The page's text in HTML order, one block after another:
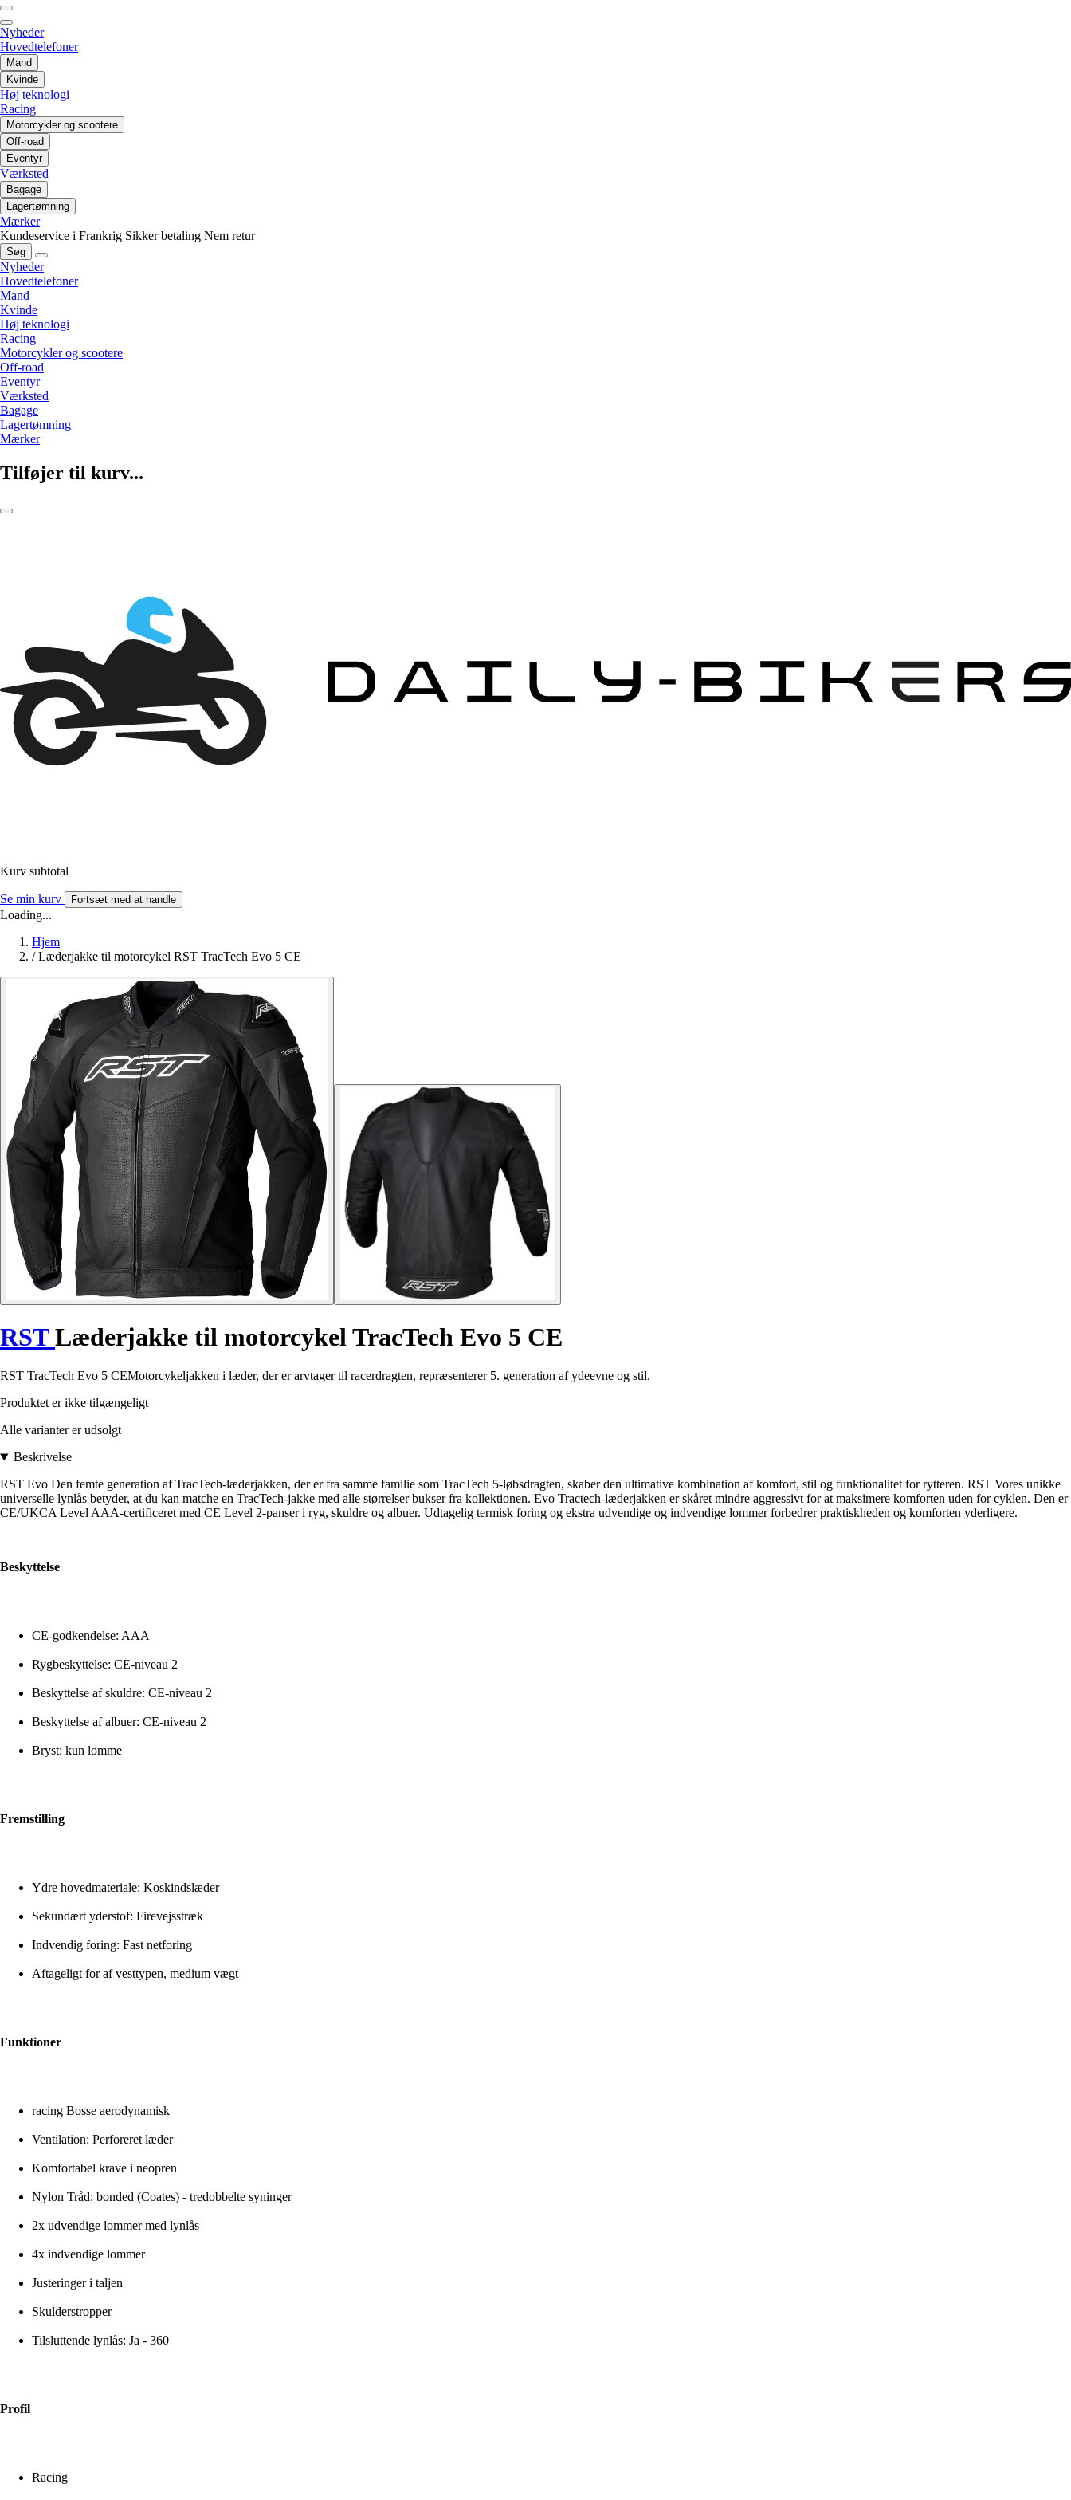
Nyheder
Hovedtelefoner
Mand
Kvinde
Høj teknologi
Racing
Motorcykler og scootere
Off-road
Eventyr
Værksted
Bagage
Lagertømning
Mærker
Kundeservice i Frankrig Sikker betaling Nem retur
Søg
Nyheder
Hovedtelefoner
Mand
Kvinde
Høj teknologi
Racing
Motorcykler og scootere
Off-road
Eventyr
Værksted
Bagage
Lagertømning
Mærker
Tilføjer til kurv...
Kurv subtotal
Se min kurv Fortsæt med at handle
Loading...
Hjem
/ Læderjakke til motorcykel RST TracTech Evo 5 CE
RSTLæderjakke til motorcykel TracTech Evo 5 CE
RST TracTech Evo 5 CEMotorcykeljakken i læder, der er arvtager til racerdragten, repræsenterer 5. generation af ydeevne og stil.
Produktet er ikke tilgængeligt
Alle varianter er udsolgt
Beskrivelse
RST Evo Den femte generation af TracTech-læderjakken, der er fra samme familie som TracTech 5-løbsdragten, skaber den ultimative kombination af komfort, stil og funktionalitet for rytteren. RST Vores unikke
universelle lynlås betyder, at du kan matche en TracTech-jakke med alle størrelser bukser fra kollektionen. Evo Tractech-læderjakken er skåret mindre aggressivt for at maksimere komforten uden for cyklen. Den er
CE/UKCA Level AAA-certificeret med CE Level 2-panser i ryg, skuldre og albuer. Udtagelig termisk foring og ekstra udvendige og indvendige lommer forbedrer praktiskheden og komforten yderligere.
Beskyttelse
CE-godkendelse: AAA
Rygbeskyttelse: CE-niveau 2
Beskyttelse af skuldre: CE-niveau 2
Beskyttelse af albuer: CE-niveau 2
Bryst: kun lomme
Fremstilling
Ydre hovedmateriale: Koskindslæder
Sekundært yderstof: Firevejsstræk
Indvendig foring: Fast netforing
Aftageligt for af vesttypen, medium vægt
Funktioner
racing Bosse aerodynamisk
Ventilation: Perforeret læder
Komfortabel krave i neopren
Nylon Tråd: bonded (Coates) - tredobbelte syninger
2x udvendige lommer med lynlås
4x indvendige lommer
Justeringer i taljen
Skulderstropper
Tilsluttende lynlås: Ja - 360
Profil
Racing